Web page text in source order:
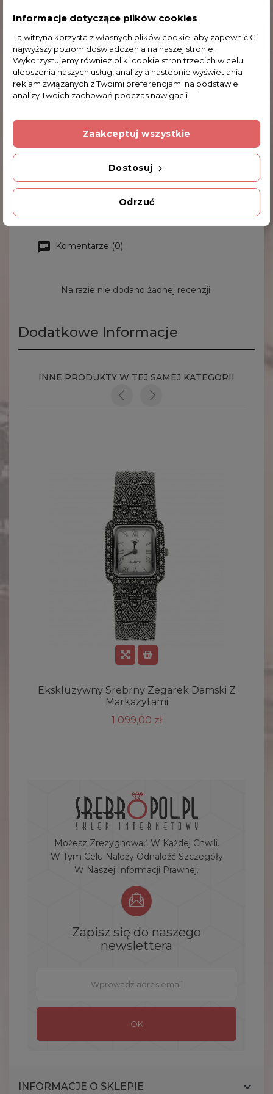
NAJWAŻNIEJSZE DANE:
Japoński mechanizm
Zasilanie na baterie
Gwarancja 24 miesiące
2.7 cm
Średnica wew. tarczy:1.7 cm
Waga:36.2 g
Komentarze (0)
Na razie nie dodano żadnej recenzji.
Dodatkowe Informacje
INNE PRODUKTY W TEJ SAMEJ KATEGORII
Ekskluzywny Srebrny Zegarek Damski Z
Markazytami
1 099,00 zł
Możesz Zrezygnować W Każdej Chwili.
W Tym Celu Należy Odnaleźć Szczegóły
W Naszej Informacji Prawnej.
Zapisz się do naszego
newslettera
INFORMACJE O SKLEPIE 
Informacje dotyczące plików cookies
Ta witryna korzysta z własnych plików cookie, aby zapewnić Ci
najwyższy poziom doświadczenia na naszej stronie .
Wykorzystujemy również pliki cookie stron trzecich w celu
ulepszenia naszych usług, analizy a nastepnie wyświetlania
reklam związanych z Twoimi preferencjami na podstawie
analizy Twoich zachowań podczas nawigacji.
Odrzuć
Dostosuj
Zaakceptuj wszystkie